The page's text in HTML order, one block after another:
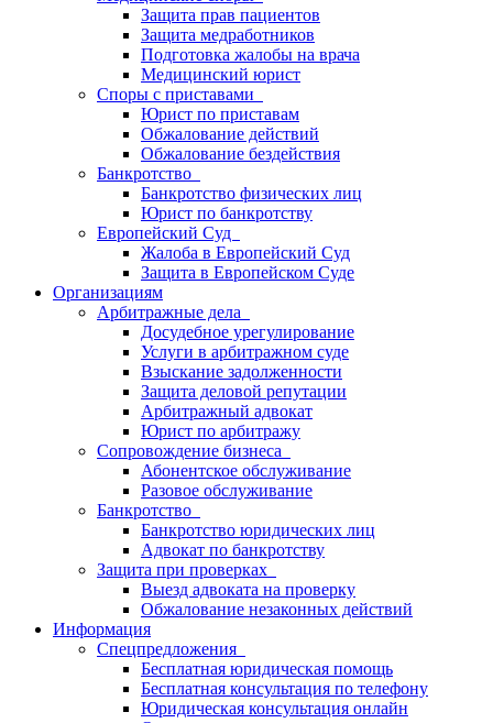
Защита прав пациентов
Защита медработников
Подготовка жалобы на врача
Медицинский юрист
Споры с приставами
Юрист по приставам
Обжалование действий
Обжалование бездействия
Банкротство
Банкротство физических лиц
Юрист по банкротству
Европейский Суд
Жалоба в Европейский Суд
Защита в Европейском Суде
Организациям
Арбитражные дела
Досудебное урегулирование
Услуги в арбитражном суде
Взыскание задолженности
Защита деловой репутации
Арбитражный адвокат
Юрист по арбитражу
Сопровождение бизнеса
Абонентское обслуживание
Разовое обслуживание
Банкротство
Банкротство юридических лиц
Адвокат по банкротству
Защита при проверках
Выезд адвоката на проверку
Обжалование незаконных действий
Информация
Спецпредложения
Бесплатная юридическая помощь
Бесплатная консультация по телефону
Юридическая консультация онлайн